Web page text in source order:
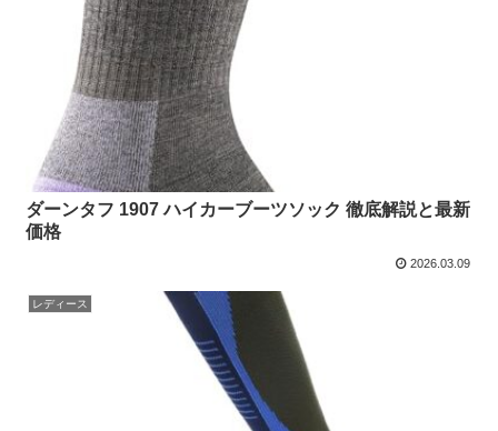
ダーンタフ 1907 ハイカーブーツソック 徹底解説と最新
価格
2026.03.09
レディース